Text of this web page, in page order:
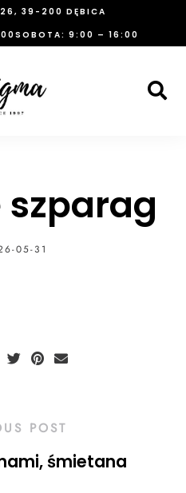
26, 39-200 DĘBICA
SOBOTA: 9:00 – 16:00
szparag
05-31
POST
śmietana